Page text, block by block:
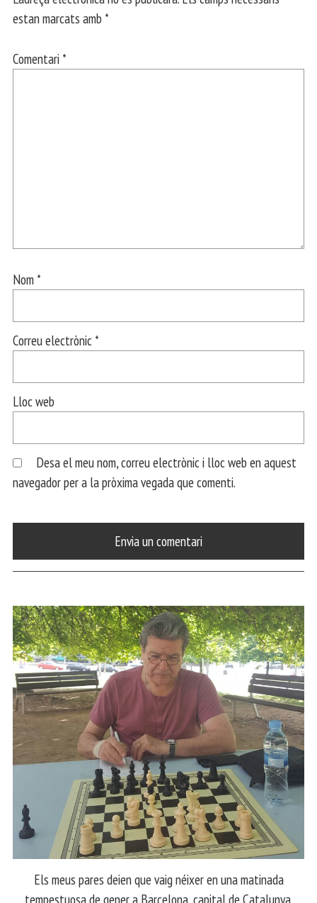
estan marcats amb *
Comentari *
Nom *
Correu electrònic *
Lloc web
Desa el meu nom, correu electrònic i lloc web en aquest
navegador per a la pròxima vegada que comenti.
Els meus pares deien que vaig néixer en una matinada
tempestuosa de gener a Barcelona, capital de Catalunya.